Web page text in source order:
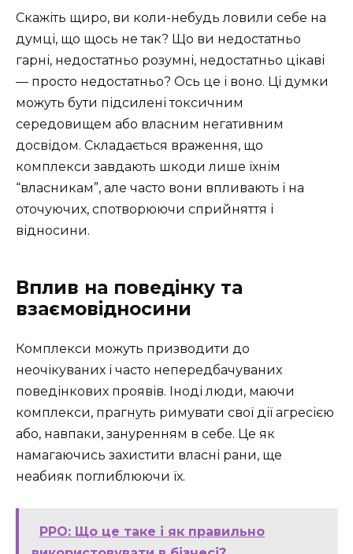
Скажіть щиро, ви коли-небудь ловили себе на
думці, що щось не так? Що ви недостатньо
гарні, недостатньо розумні, недостатньо цікаві
— просто недостатньо? Ось це і воно. Ці думки
можуть бути підсилені токсичним
середовищем або власним негативним
досвідом. Складається враження, що
комплекси завдають шкоди лише їхнім
“власникам”, але часто вони впливають і на
оточуючих, спотворюючи сприйняття і
відносини.
Вплив на поведінку та
взаємовідносини
Комплекси можуть призводити до
неочікуваних і часто непередбачуваних
поведінкових проявів. Іноді люди, маючи
комплекси, прагнуть римувати свої дії агресією
або, навпаки, зануренням в себе. Це як
намагаючись захистити власні рани, ще
неабияк поглиблюючи їх.
РРО: Що це таке і як правильно